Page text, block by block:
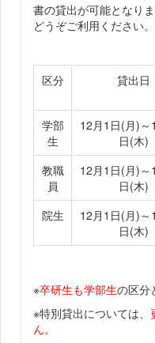
書の貸出が可能となりま
どうぞご利用ください。
区分 貸出日
学部
生
12月1日(月)～
日(木)
教職
員
12月1日(月)～
日(木)
院生
12月1日(月)～
日(木)
※卒研生も学部生の区分
※特別貸出については、
ん。